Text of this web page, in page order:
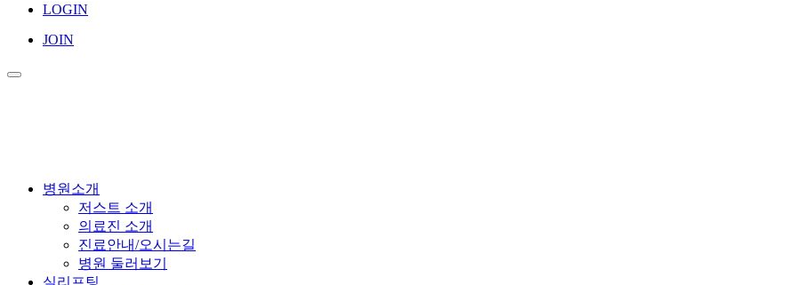
LOGIN
JOIN
병원소개
저스트 소개
의료진 소개
진료안내/오시는길
병원 둘러보기
실리프팅